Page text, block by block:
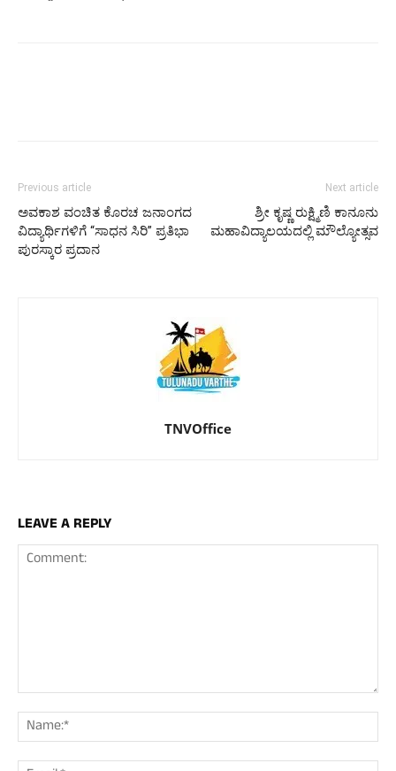
Previous article
ಅವಕಾಶ ವಂಚಿತ ಕೊರಚ ಜನಾಂಗದ
ವಿದ್ಯಾರ್ಥಿಗಳಿಗೆ “ಸಾಧನ ಸಿರಿ” ಪ್ರತಿಭಾ
ಪುರಸ್ಕಾರ ಪ್ರದಾನ
Next article
ಶ್ರೀ ಕೃಷ್ಣ ರುಕ್ಷ್ಮಿಣಿ ಕಾನೂನು
ಮಹಾವಿದ್ಯಾಲಯದಲ್ಲಿ ಮೌಲ್ಯೋತ್ಸವ
TNVOffice
LEAVE A REPLY